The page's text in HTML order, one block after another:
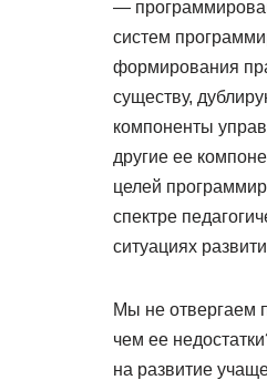
—
систем
формирования
существу,
компоненты
другие ее
целей
спектре
ситуациях
Мы не отвергаем
чем ее
на развитие